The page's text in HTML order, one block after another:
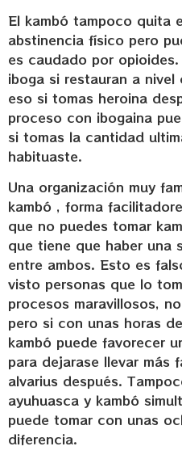
El kambó tampoco quita
abstinencia físico pero
es caudado por
iboga si restauran a
eso si tomas heroina
proceso con ibogaina
si tomas la cantidad
habituaste.
Una organización muy
kambó , forma
que no puedes tomar
que tiene que haber una
entre ambos. Esto es
visto personas que lo
procesos maravillosos,
pero si con unas horas
kambó puede favorecer
para dejarase llevar más
alvarius después.
ayuhuasca y kambó
puede tomar con unas
diferencia.